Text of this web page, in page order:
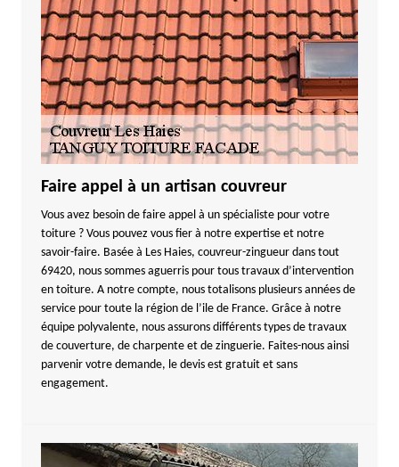
Faire appel à un artisan couvreur
Vous avez besoin de faire appel à un spécialiste pour votre
toiture ? Vous pouvez vous fier à notre expertise et notre
savoir-faire. Basée à Les Haies, couvreur-zingueur dans tout
69420, nous sommes aguerris pour tous travaux d’intervention
en toiture. A notre compte, nous totalisons plusieurs années de
service pour toute la région de l’ile de France. Grâce à notre
équipe polyvalente, nous assurons différents types de travaux
de couverture, de charpente et de zinguerie. Faites-nous ainsi
parvenir votre demande, le devis est gratuit et sans
engagement.